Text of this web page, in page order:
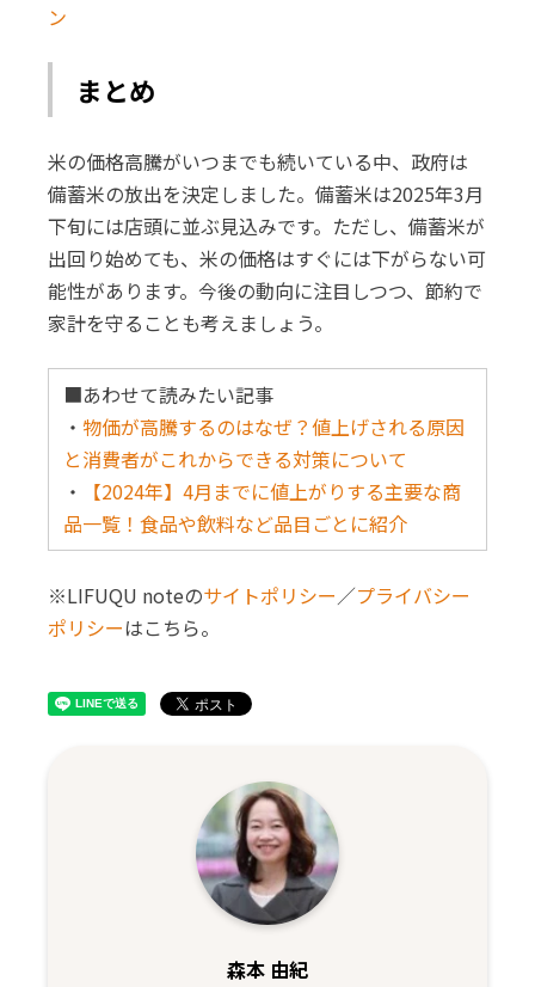
ン
まとめ
米の価格高騰がいつまでも続いている中、政府は
備蓄米の放出を決定しました。備蓄米は2025年3月
下旬には店頭に並ぶ見込みです。ただし、備蓄米が
出回り始めても、米の価格はすぐには下がらない可
能性があります。今後の動向に注目しつつ、節約で
家計を守ることも考えましょう。
■あわせて読みたい記事
・ 物価が高騰するのはなぜ？値上げされる原因
と消費者がこれからできる対策について
・
【2024年】4月までに値上がりする主要な商
品一覧！食品や飲料など品目ごとに紹介
※LIFUQU noteのサイトポリシー／プライバシー
ポリシーはこちら。
森本 由紀